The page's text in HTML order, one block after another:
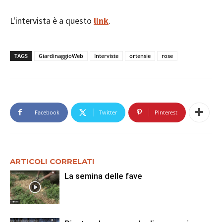
L'intervista è a questo link.
TAGS GiardinaggioWeb Interviste ortensie rose
Facebook Twitter Pinterest
ARTICOLI CORRELATI
La semina delle fave